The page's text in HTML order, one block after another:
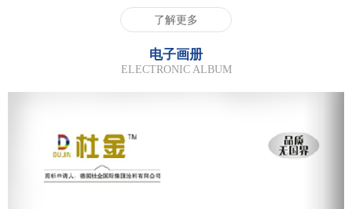
了解更多
电子画册
ELECTRONIC ALBUM